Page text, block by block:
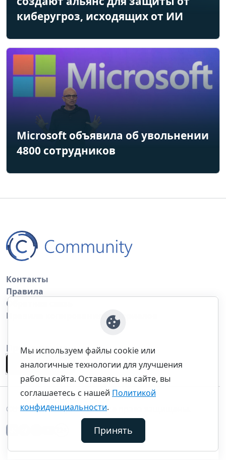
киберугроз, исходящих от ИИ
Microsoft объявила об увольнении
4800 сотрудников
Контакты
Правила
Обратная связь
Правила копирования материалов
Приложение
©thecommunity.ru 2026. Все права защищены.
Мы используем файлы cookie или
аналогичные технологии для улучшения
работы сайта. Оставаясь на сайте, вы
соглашаетесь с нашей Политикой
конфиденциальности.
Принять